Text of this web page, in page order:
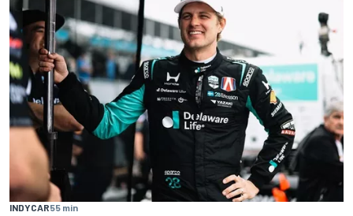
INDYCAR55 min